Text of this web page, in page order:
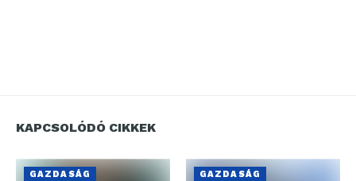
KAPCSOLÓDÓ CIKKEK
GAZDASÁG GAZDASÁG